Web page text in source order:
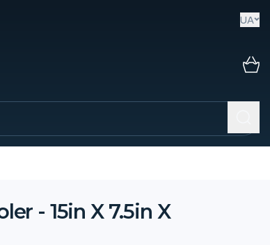
UA
- 15in X 7.5in X